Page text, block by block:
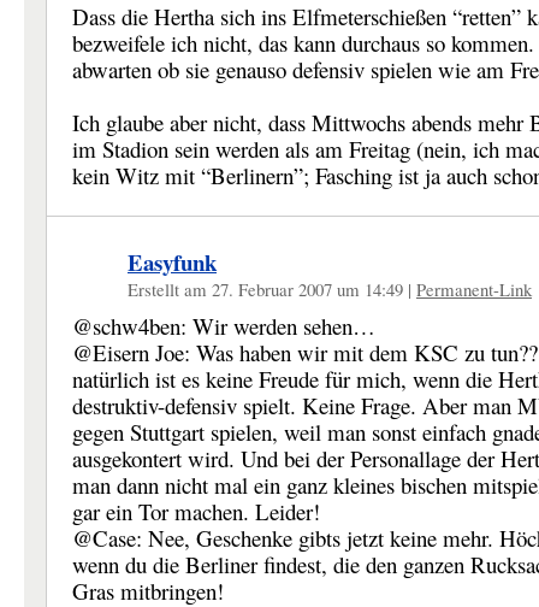
Dass die Hertha sich ins Elfmeterschießen “retten”
bezweifele ich nicht, das kann durchaus so
abwarten ob sie genauso defensiv spielen wie am
Ich glaube aber nicht, dass Mittwochs abends mehr
im Stadion sein werden als am Freitag (nein, ich
kein Witz mit “Berlinern”; Fasching ist ja auch
Easyfunk
Erstellt am 27. Februar 2007 um 14:49 | Permanent-Link
@schw4ben: Wir werden sehen…
@Eisern Joe: Was haben wir mit dem KSC zu
natürlich ist es keine Freude für mich, wenn die
destruktiv-defensiv spielt. Keine Frage. Aber man
gegen Stuttgart spielen, weil man sonst einfach
ausgekontert wird. Und bei der Personallage der
man dann nicht mal ein ganz kleines bischen
gar ein Tor machen. Leider!
@Case: Nee, Geschenke gibts jetzt keine mehr.
wenn du die Berliner findest, die den ganzen
Gras mitbringen!